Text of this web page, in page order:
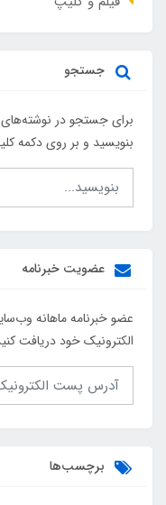
جستجو
برای جستجو در
بنویسید و بر روی دکمه
عضویت خبرنامه
عضو خبرنامه ماهانه
الکترونیک خود دریافت
برچسب‌ها